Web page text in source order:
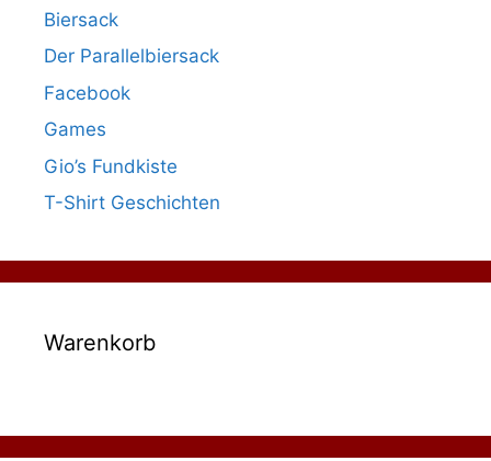
Biersack
Der Parallelbiersack
Facebook
Games
Gio’s Fundkiste
T-Shirt Geschichten
Warenkorb